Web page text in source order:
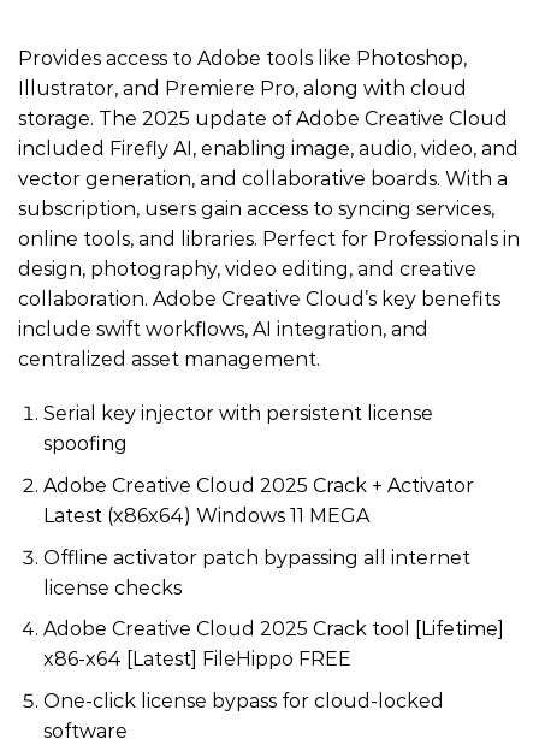
Provides access to Adobe tools like Photoshop,
Illustrator, and Premiere Pro, along with cloud
storage. The 2025 update of Adobe Creative Cloud
included Firefly AI, enabling image, audio, video, and
vector generation, and collaborative boards. With a
subscription, users gain access to syncing services,
online tools, and libraries. Perfect for Professionals in
design, photography, video editing, and creative
collaboration. Adobe Creative Cloud’s key benefits
include swift workflows, AI integration, and
centralized asset management.
Serial key injector with persistent license
spoofing
Adobe Creative Cloud 2025 Crack + Activator
Latest (x86x64) Windows 11 MEGA
Offline activator patch bypassing all internet
license checks
Adobe Creative Cloud 2025 Crack tool [Lifetime]
x86-x64 [Latest] FileHippo FREE
One-click license bypass for cloud-locked
software